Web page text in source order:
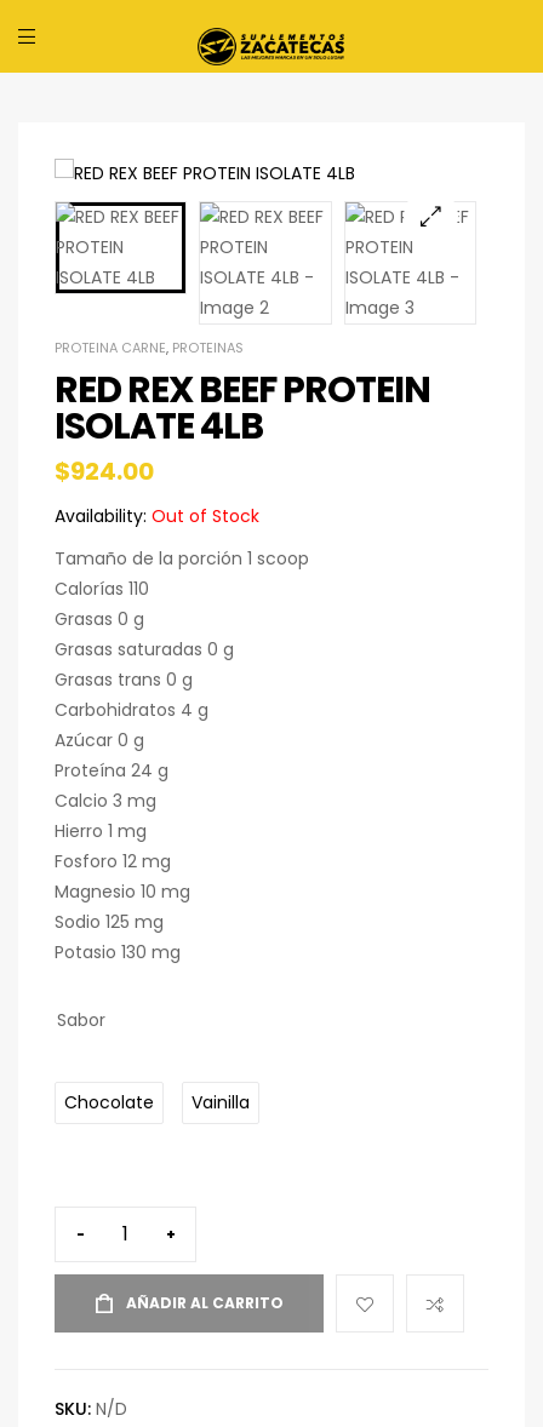
PROTEINA CARNE, PROTEINAS
RED REX BEEF PROTEIN
ISOLATE 4LB
$924.00
Availability: Out of Stock
Tamaño de la porción 1 scoop
Calorías 110
Grasas 0 g
Grasas saturadas 0 g
Grasas trans 0 g
Carbohidratos 4 g
Azúcar 0 g
Proteína 24 g
Calcio 3 mg
Hierro 1 mg
Fosforo 12 mg
Magnesio 10 mg
Sodio 125 mg
Potasio 130 mg
Sabor
Chocolate Vainilla
- +
AÑADIR AL CARRITO
SKU: N/D